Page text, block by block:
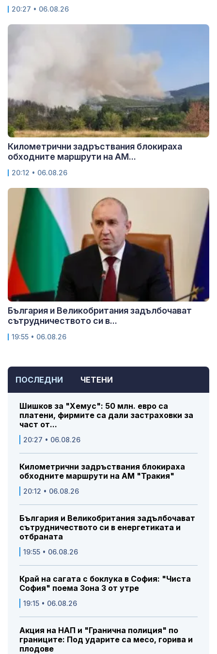
ПОСЛЕДНИ ЧЕТЕНИ
Шишков за "Хемус": 50 млн. евро са
платени, фирмите са дали застраховки за
част от...
20:27 • 06.08.26
Километрични задръствания блокираха
обходните маршрути на АМ "Тракия"
20:12 • 06.08.26
България и Великобритания задълбочават
сътрудничеството си в енергетиката и
отбраната
19:55 • 06.08.26
Край на сагата с боклука в София: "Чиста
София" поема Зона 3 от утре
19:15 • 06.08.26
Акция на НАП и "Гранична полиция" по
границите: Под ударите са месо, горива и
плодове
20:27 • 06.08.26
Километрични задръствания блокираха
обходните маршрути на АМ...
20:12 • 06.08.26
България и Великобритания задълбочават
сътрудничеството си в...
19:55 • 06.08.26